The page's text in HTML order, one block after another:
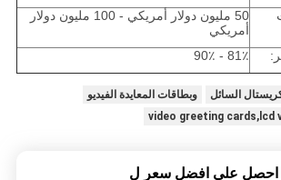
50 مليون دولار أمريكي - 100 مليون دولار
أمريكي
81٪ - 90٪
السائل
وبطاقات المعايدة الفيديو
video greeting cards,lcd
احصل على افضل سعر ل